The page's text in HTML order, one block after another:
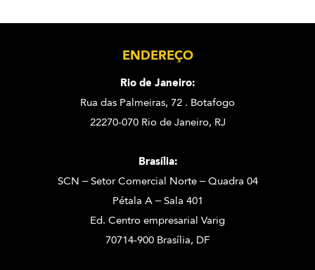
ENDEREÇO
Rio de Janeiro:
Rua das Palmeiras, 72 . Botafogo
22270-070 Rio de Janeiro, RJ
Brasília:
SCN – Setor Comercial Norte – Quadra 04
Pétala A – Sala 401
Ed. Centro empresarial Varig
70714-900 Brasília, DF